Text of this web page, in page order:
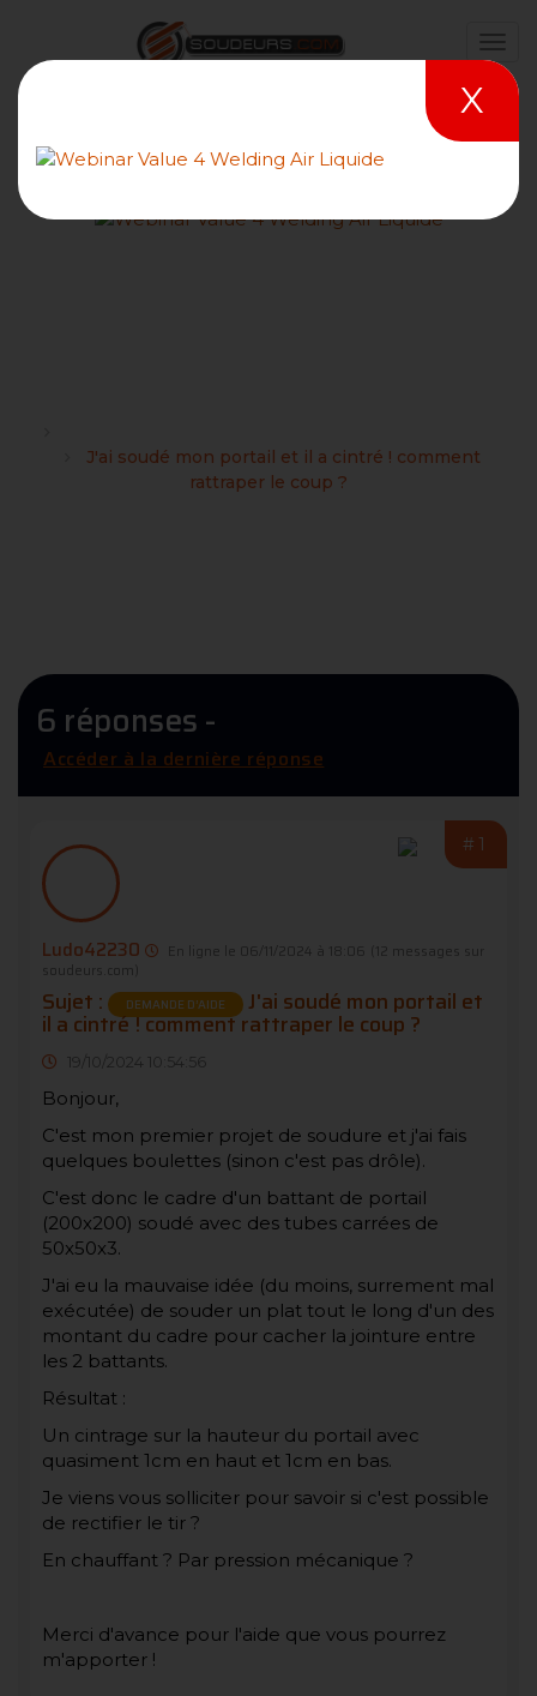
J'ai soudé mon portail et il a cintré ! comment
rattraper le coup ?
6 réponses -
Accéder à la dernière réponse
#1
Ludo42230 En ligne le 06/11/2024 à 18:06
(12 messages sur
soudeurs.com)
Sujet : DEMANDE D’AIDE J'ai soudé mon portail et
il a cintré ! comment rattraper le coup ?
19/10/2024 10:54:56
Bonjour,
C'est mon premier projet de soudure et j'ai fais
quelques boulettes (sinon c'est pas drôle).
C'est donc le cadre d'un battant de portail
(200x200) soudé avec des tubes carrées de
50x50x3.
J'ai eu la mauvaise idée (du moins, surrement mal
exécutée) de souder un plat tout le long d'un des
montant du cadre pour cacher la jointure entre
les 2 battants.
Résultat :
Un cintrage sur la hauteur du portail avec
quasiment 1cm en haut et 1cm en bas.
Je viens vous solliciter pour savoir si c'est possible
de rectifier le tir ?
En chauffant ? Par pression mécanique ?
Merci d'avance pour l'aide que vous pourrez
m'apporter !
X